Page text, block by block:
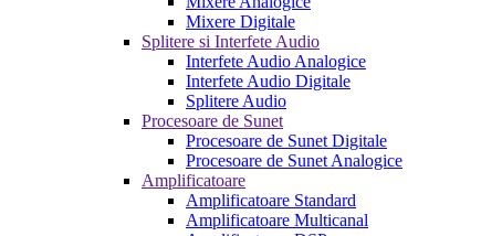
Mixere Digitale
Splitere si Interfete Audio
Interfete Audio Analogice
Interfete Audio Digitale
Splitere Audio
Procesoare de Sunet
Procesoare de Sunet Digitale
Procesoare de Sunet Analogice
Amplificatoare
Amplificatoare Standard
Amplificatoare Multicanal